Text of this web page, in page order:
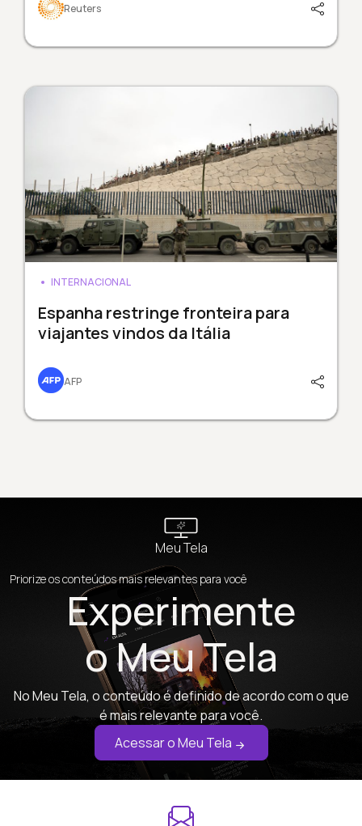
Reuters
INTERNACIONAL
Espanha restringe fronteira para
viajantes vindos da Itália
AFP
Meu Tela
Priorize os conteúdos mais relevantes para você
Experimente
o Meu Tela
No Meu Tela, o conteúdo é definido de acordo com o que
é mais relevante para você.
Acessar o Meu Tela